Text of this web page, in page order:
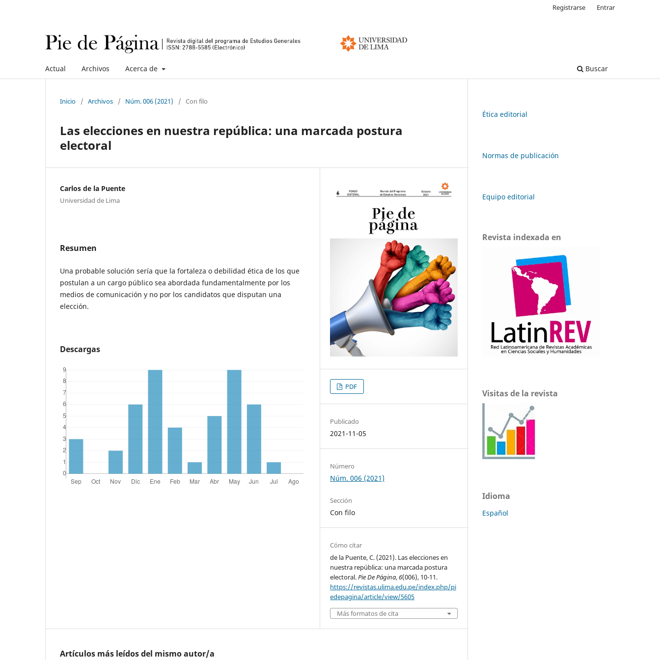
Actual Archivos Acerca de Buscar
Registrarse Entrar
Inicio / Archivos / Núm. 006 (2021) / Con filo
Las elecciones en nuestra república: una marcada postura
electoral
Carlos de la Puente
Universidad de Lima
Resumen
Una probable solución sería que la fortaleza o debilidad ética de los que
postulan a un cargo público sea abordada fundamentalmente por los
medios de comunicación y no por los candidatos que disputan una
elección.
Descargas
PDF
Publicado
2021-11-05
Número
Núm. 006 (2021)
Sección
Con filo
Cómo citar
de la Puente, C. (2021). Las elecciones en
nuestra república: una marcada postura
electoral.Pie De Página,6(006), 10-11.
https://revistas.ulima.edu.pe/index.php/pi
edepagina/article/view/5605
Más formatos de cita
Artículos más leídos del mismo autor/a
Ética editorial
Normas de publicación
Equipo editorial
Revista indexada en
Visitas de la revista
Idioma
Español